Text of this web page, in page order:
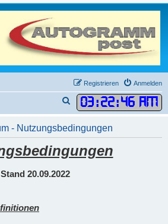
Anmelden
Registrieren
03:22:46 AM
u
c
e
- Nutzungsbedingungen
Stand 20.09.2022